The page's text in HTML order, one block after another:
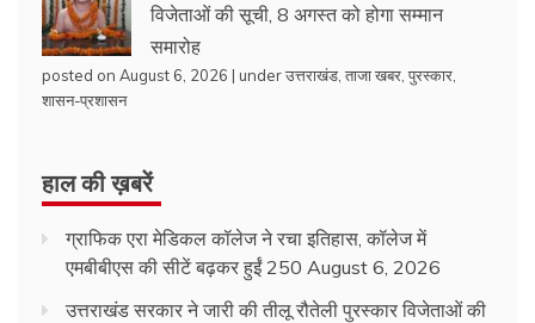
विजेताओं की सूची, 8 अगस्त को होगा सम्मान
समारोह
posted on August 6, 2026 | underउत्तराखंड ताजा खबर पुरस्कार
शासन-प्रशासन
हाल की ख़बरें
ग्राफिक एरा मेडिकल कॉलेज ने रचा इतिहास, कॉलेज में
एमबीबीएस की सीटें बढ़कर हुईं 250 August 6, 2026
उत्तराखंड सरकार ने जारी की तीलू रौतेली पुरस्कार विजेताओं की